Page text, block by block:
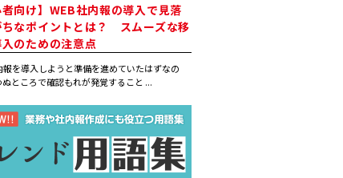
者向け】WEB社内報の導入で見落
ちなポイントとは？ スムーズな移
のための注意点
報を導入しようと準備を進めていたはずなの
ぬところで確認もれが発覚すること ...